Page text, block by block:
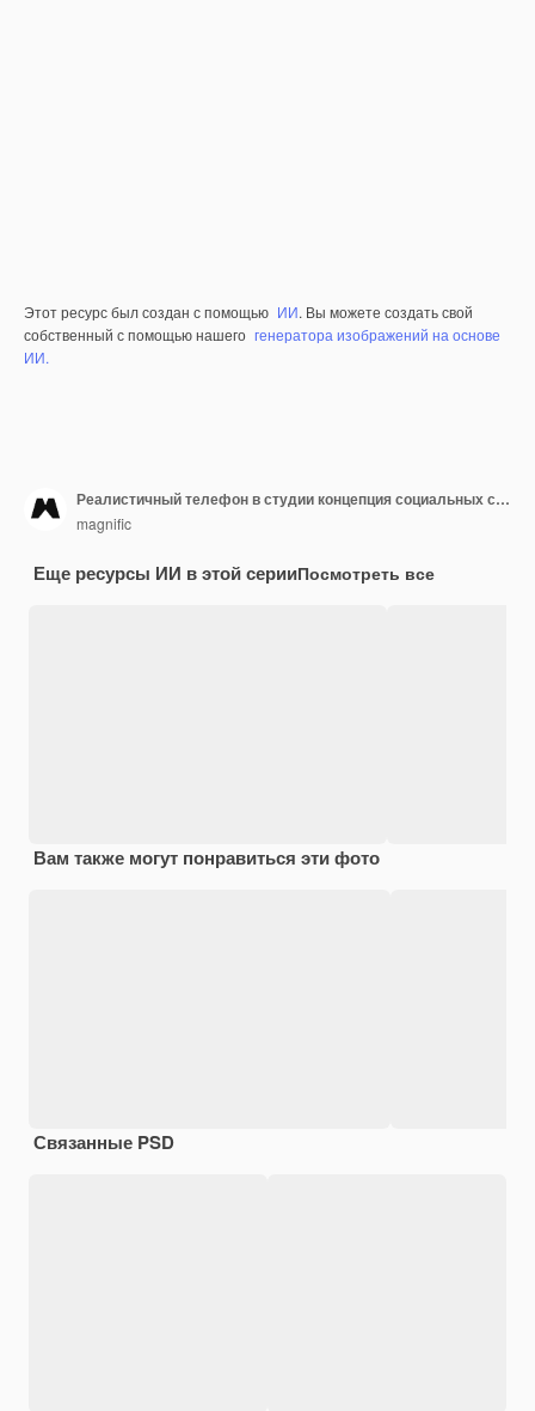
Этот ресурс был создан с помощью ИИ. Вы можете создать свой
собственный с помощью нашего генератора изображений на основе
ИИ.
Реалистичный телефон в студии концепция социальных сетей
magnific
Еще ресурсы ИИ в этой серииПосмотреть все
Вам также могут понравиться эти фото
Связанные PSD